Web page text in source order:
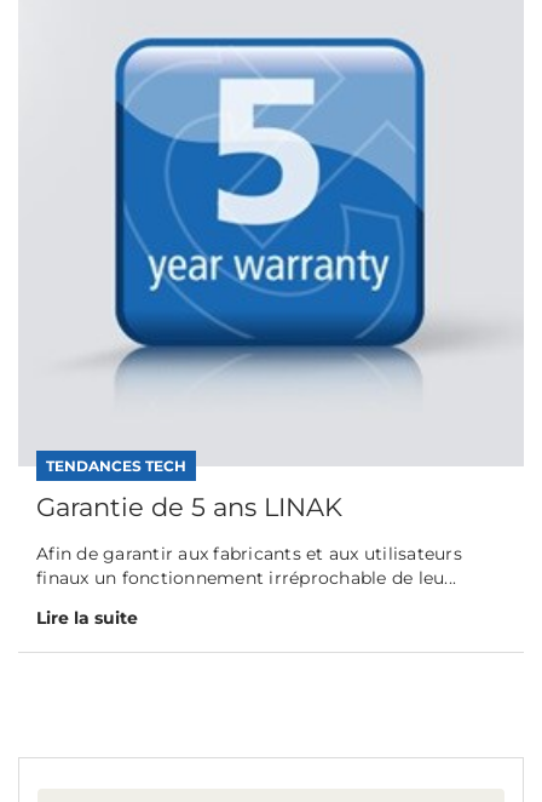
TENDANCES TECH
Garantie de 5 ans LINAK
Afin de garantir aux fabricants et aux utilisateurs
finaux un fonctionnement irréprochable de leu...
Lire la suite